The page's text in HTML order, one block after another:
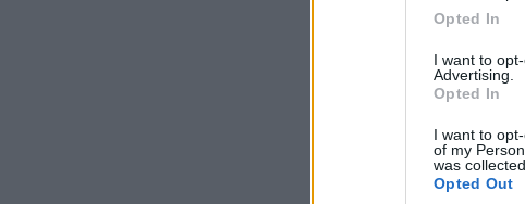
Opted In
I want to
Advertising.
Opted In
I want to
of my
was collected.
Opted Out